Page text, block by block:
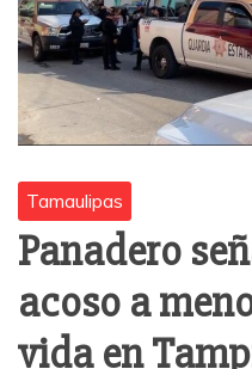
Tamaulipas
Panadero
acoso a
vida en